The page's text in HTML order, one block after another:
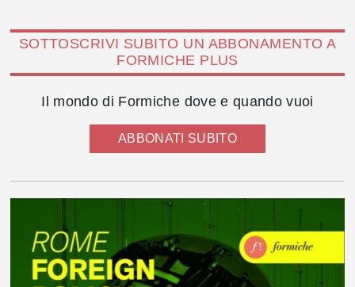
SOTTOSCRIVI SUBITO UN ABBONAMENTO A
FORMICHE PLUS
Il mondo di Formiche dove e quando vuoi
ABBONATI SUBITO